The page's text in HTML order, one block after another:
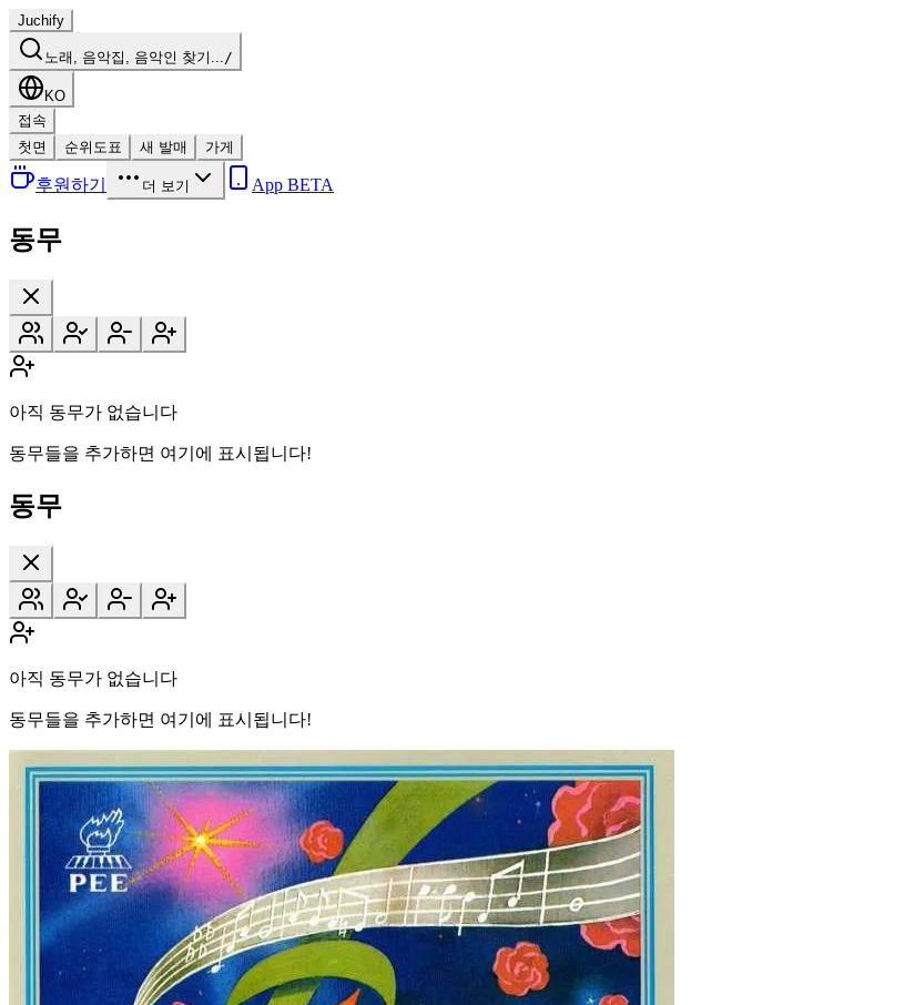
Juchify
노래, 음악집, 음악인 찾기.../
KO
접속
첫면
순위도표 새 발매 가게
후원하기 더 보기 App BETA
동무
아직 동무가 없습니다
동무들을 추가하면 여기에 표시됩니다!
동무
아직 동무가 없습니다
동무들을 추가하면 여기에 표시됩니다!